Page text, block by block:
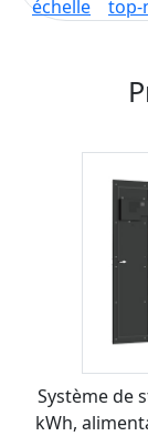
échelle
top-
Système de
kWh,